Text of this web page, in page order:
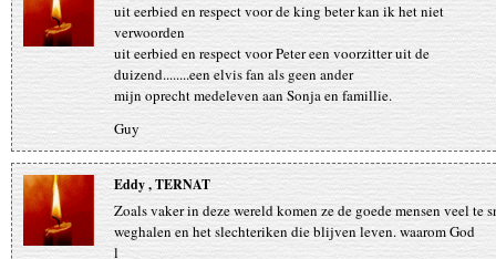
uit eerbied en respect voor de king beter kan ik het niet
verwoorden
uit eerbied en respect voor Peter een voorzitter uit de
duizend........een elvis fan als geen ander
mijn oprecht medeleven aan Sonja en famillie.
Guy
Eddy , TERNAT
Zoals vaker in deze wereld komen ze de goede mensen veel te
weghalen en het slechteriken die blijven leven. waarom God
l